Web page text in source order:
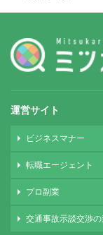
運営サイト
ビジネスマナー
転職エージェント
プロ副業
交通事故示談交渉の